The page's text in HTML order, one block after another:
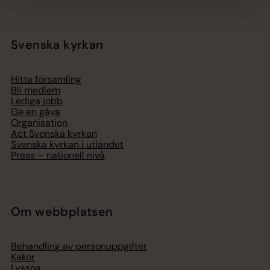
Svenska kyrkan
Hitta församling
Bli medlem
Lediga jobb
Ge en gåva
Organisation
Act Svenska kyrkan
Svenska kyrkan i utlandet
Press – nationell nivå
Om webbplatsen
Behandling av personuppgifter
Kakor